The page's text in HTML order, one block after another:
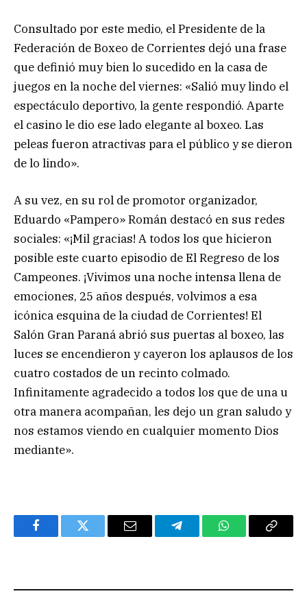
Consultado por este medio, el Presidente de la
Federación de Boxeo de Corrientes dejó una frase
que definió muy bien lo sucedido en la casa de
juegos en la noche del viernes: «Salió muy lindo el
espectáculo deportivo, la gente respondió. Aparte
el casino le dio ese lado elegante al boxeo. Las
peleas fueron atractivas para el público y se dieron
de lo lindo».
A su vez, en su rol de promotor organizador,
Eduardo «Pampero» Román destacó en sus redes
sociales: «¡Mil gracias! A todos los que hicieron
posible este cuarto episodio de El Regreso de los
Campeones. ¡Vivimos una noche intensa llena de
emociones, 25 años después, volvimos a esa
icónica esquina de la ciudad de Corrientes! El
Salón Gran Paraná abrió sus puertas al boxeo, las
luces se encendieron y cayeron los aplausos de los
cuatro costados de un recinto colmado.
Infinitamente agradecido a todos los que de una u
otra manera acompañan, les dejo un gran saludo y
nos estamos viendo en cualquier momento Dios
mediante».
FacebookTwitter Email TelegramWhatsAppCopy